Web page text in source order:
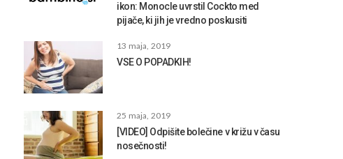
ikon: Monocle uvrstil Cockto med
pijače, ki jih je vredno poskusiti
13 maja, 2019
VSE O POPADKIH!
25 maja, 2019
[VIDEO] Odpišite bolečine v križu v času
nosečnosti!